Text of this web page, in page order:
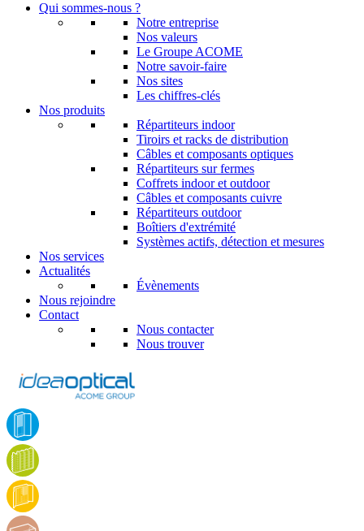
Qui sommes-nous ?
Notre entreprise
Nos valeurs
Le Groupe ACOME
Notre savoir-faire
Nos sites
Les chiffres-clés
Nos produits
Répartiteurs indoor
Tiroirs et racks de distribution
Câbles et composants optiques
Répartiteurs sur fermes
Coffrets indoor et outdoor
Câbles et composants cuivre
Répartiteurs outdoor
Boîtiers d'extrémité
Systèmes actifs, détection et mesures
Nos services
Actualités
Évènements
Nous rejoindre
Contact
Nous contacter
Nous trouver